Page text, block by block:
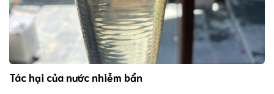
Tác hại của nước nhiễm bẩn